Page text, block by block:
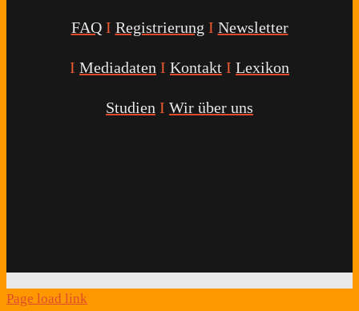
FAQ I Registrierung I Newsletter
I Mediadaten I Kontakt I Lexikon
Studien I Wir über uns
Page load link